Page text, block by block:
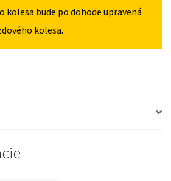
kolesa bude po dohode upravená
kolesa.